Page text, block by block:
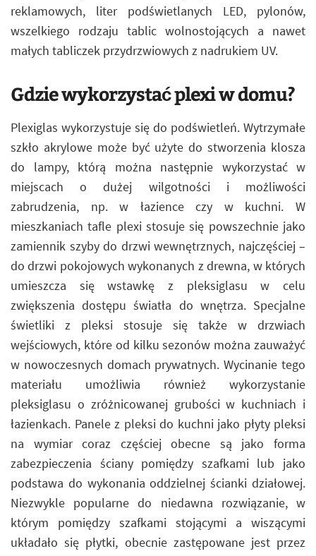
reklamowych, liter podświetlanych LED, pylonów,
wszelkiego rodzaju tablic wolnostojących a nawet
małych tabliczek przydrzwiowych z nadrukiem UV.
Gdzie wykorzystać plexi w domu?
Plexiglas wykorzystuje się do podświetleń. Wytrzymałe
szkło akrylowe może być użyte do stworzenia klosza
do lampy, którą można następnie wykorzystać w
miejscach o dużej wilgotności i możliwości
zabrudzenia, np. w łazience czy w kuchni. W
mieszkaniach tafle plexi stosuje się powszechnie jako
zamiennik szyby do drzwi wewnętrznych, najczęściej –
do drzwi pokojowych wykonanych z drewna, w których
umieszcza się wstawkę z pleksiglasu w celu
zwiększenia dostępu światła do wnętrza. Specjalne
świetliki z pleksi stosuje się także w drzwiach
wejściowych, które od kilku sezonów można zauważyć
w nowoczesnych domach prywatnych. Wycinanie tego
materiału umożliwia również wykorzystanie
pleksiglasu o zróżnicowanej grubości w kuchniach i
łazienkach. Panele z pleksi do kuchni jako płyty pleksi
na wymiar coraz częściej obecne są jako forma
zabezpieczenia ściany pomiędzy szafkami lub jako
podstawa do wykonania oddzielnej ścianki działowej.
Niezwykle popularne do niedawna rozwiązanie, w
którym pomiędzy szafkami stojącymi a wiszącymi
układało się płytki, obecnie zastępowane jest przez